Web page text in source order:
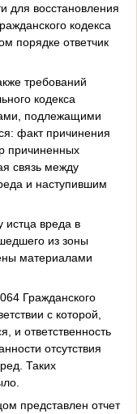
для восстановления
кодекса
порядке ответчик
требований
кодекса
подлежащими
факт причинения
причиненных
связь между
и наступившим
истца вреда в
из зоны
материалами
Гражданского
с которой,
и ответственность
отсутствия
Таких
представлен отчет